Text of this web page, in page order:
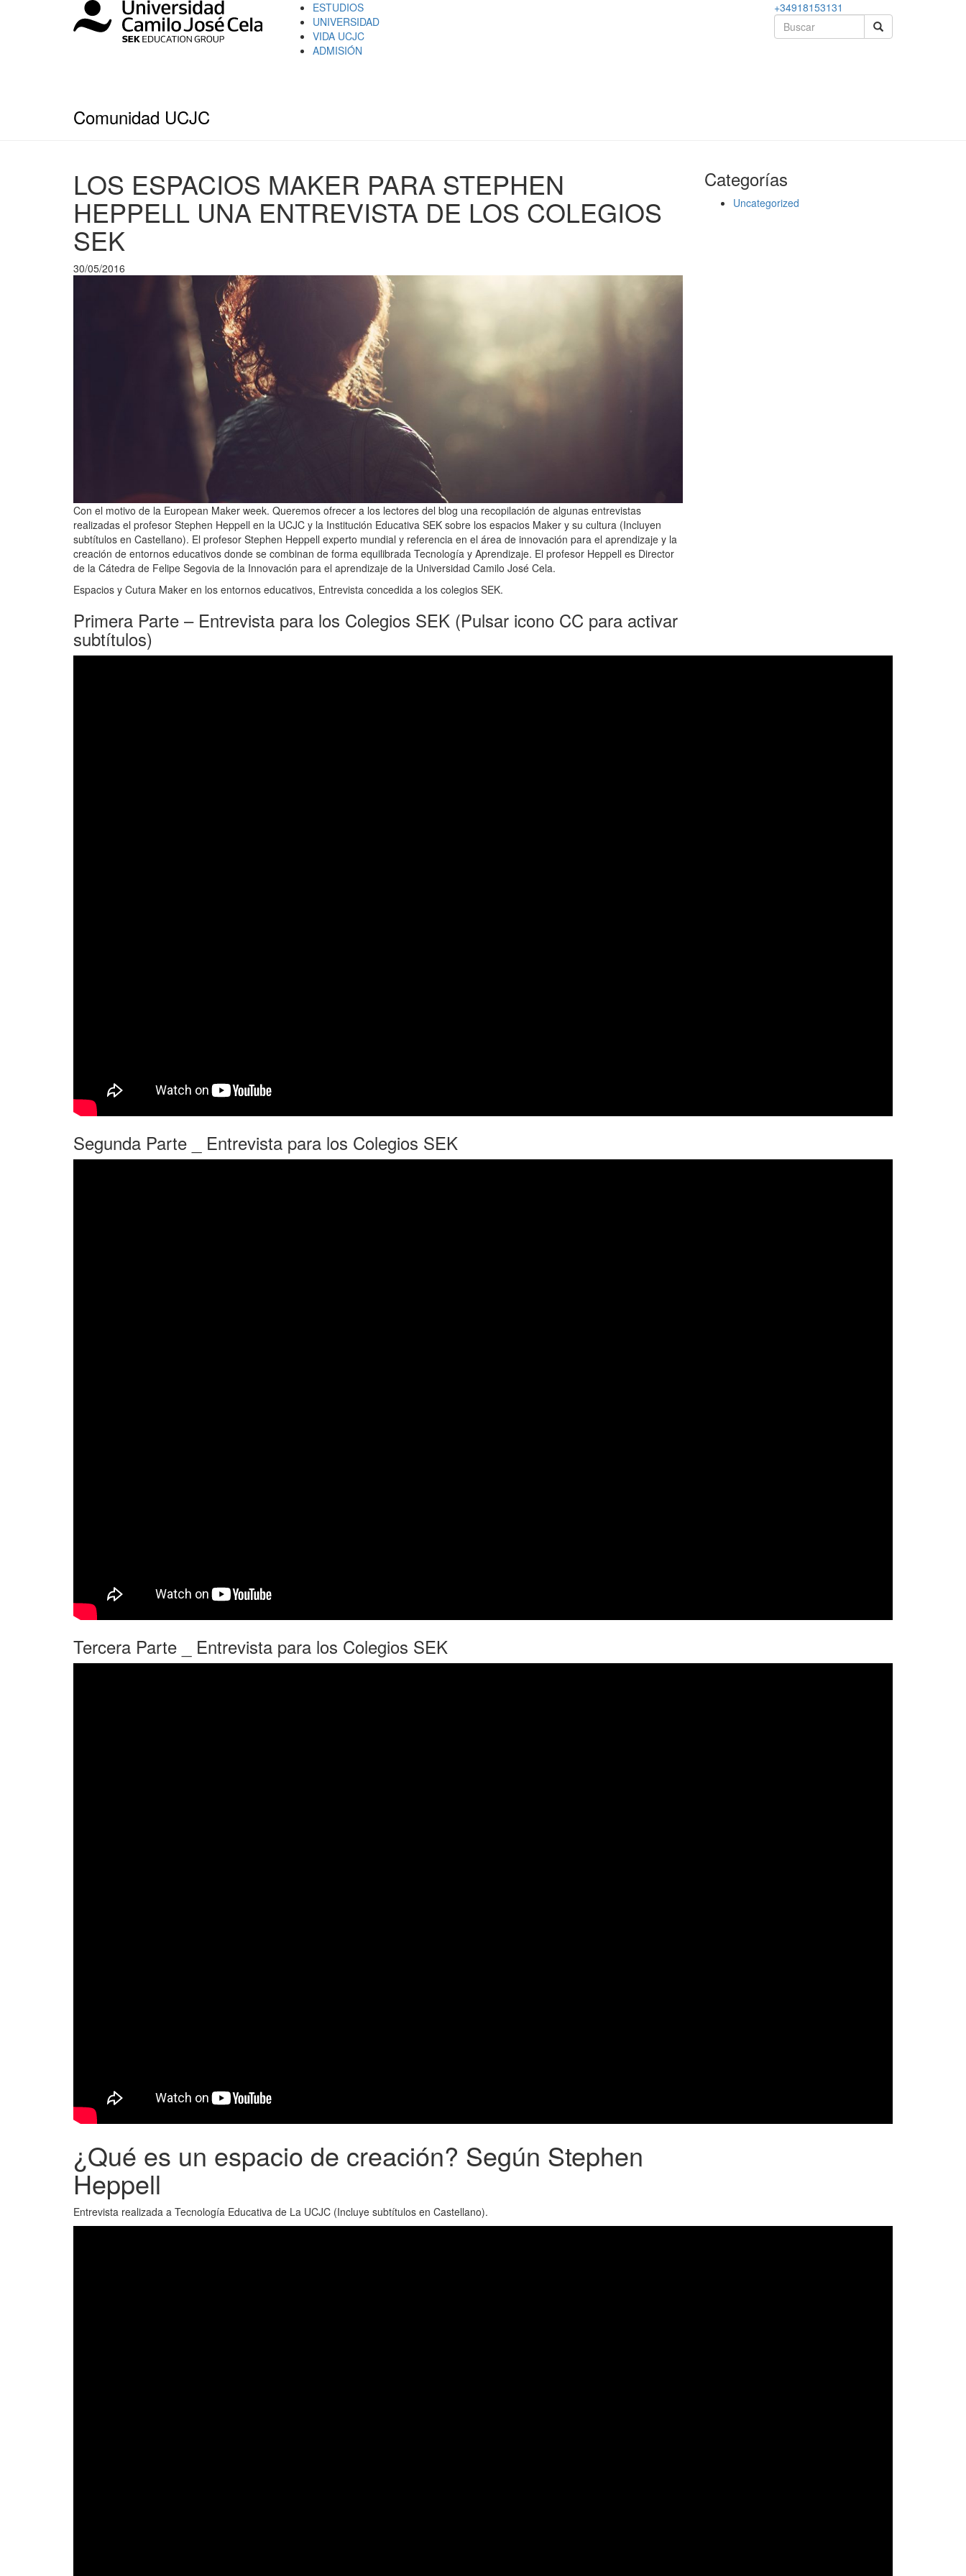
ESTUDIOS
UNIVERSIDAD
VIDA UCJC
ADMISIÓN
+34918153131
Comunidad UCJC
LOS ESPACIOS MAKER PARA STEPHEN
HEPPELL UNA ENTREVISTA DE LOS COLEGIOS
SEK
30/05/2016
Con el motivo de la European Maker week. Queremos ofrecer a los lectores del blog una recopilación de algunas entrevistas
realizadas el profesor Stephen Heppell en la UCJC y la Institución Educativa SEK sobre los espacios Maker y su cultura (Incluyen
subtítulos en Castellano). El profesor Stephen Heppell experto mundial y referencia en el área de innovación para el aprendizaje y la
creación de entornos educativos donde se combinan de forma equilibrada Tecnología y Aprendizaje. El profesor Heppell es Director
de la Cátedra de Felipe Segovia de la Innovación para el aprendizaje de la Universidad Camilo José Cela.
Espacios y Cutura Maker en los entornos educativos, Entrevista concedida a los colegios SEK.
Primera Parte – Entrevista para los Colegios SEK (Pulsar icono CC para activar
subtítulos)
Segunda Parte _ Entrevista para los Colegios SEK
Tercera Parte _ Entrevista para los Colegios SEK
¿Qué es un espacio de creación? Según Stephen
Heppell
Entrevista realizada a Tecnología Educativa de La UCJC (Incluye subtítulos en Castellano).
Categorías
Uncategorized